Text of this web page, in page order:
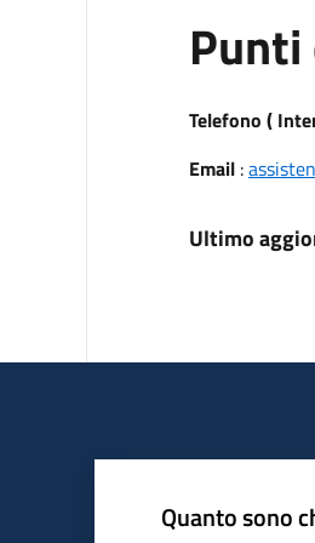
Telefono (
Email :
Ultimo
Quanto sono